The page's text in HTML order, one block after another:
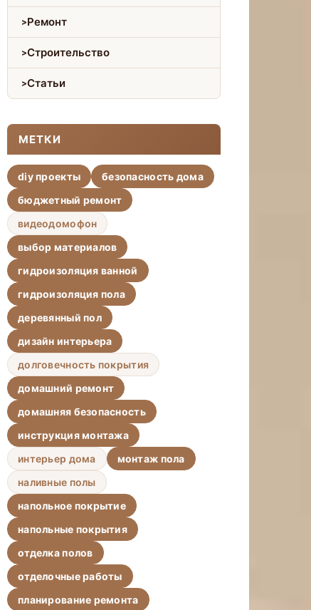
Ремонт
Строительство
Статьи
МЕТКИ
diy проекты
безопасность дома
бюджетный ремонт
видеодомофон
выбор материалов
гидроизоляция ванной
гидроизоляция пола
деревянный пол
дизайн интерьера
долговечность покрытия
домашний ремонт
домашняя безопасность
инструкция монтажа
интерьер дома
монтаж пола
наливные полы
напольное покрытие
напольные покрытия
отделка полов
отделочные работы
планирование ремонта